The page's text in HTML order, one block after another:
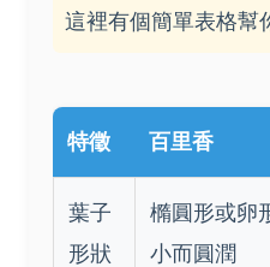
這裡有個簡單表格幫
特徵 百里香
葉子
形狀
橢圓形或卵
小而圓潤